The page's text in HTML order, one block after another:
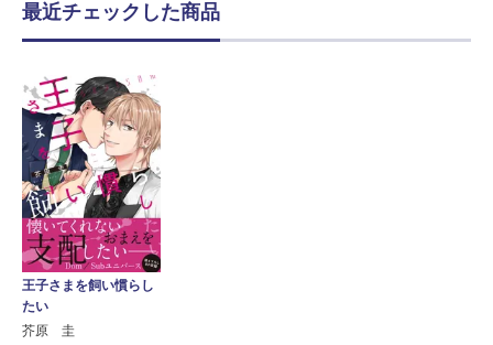
最近チェックした商品
王子さまを飼い慣らし
たい
芥原 圭